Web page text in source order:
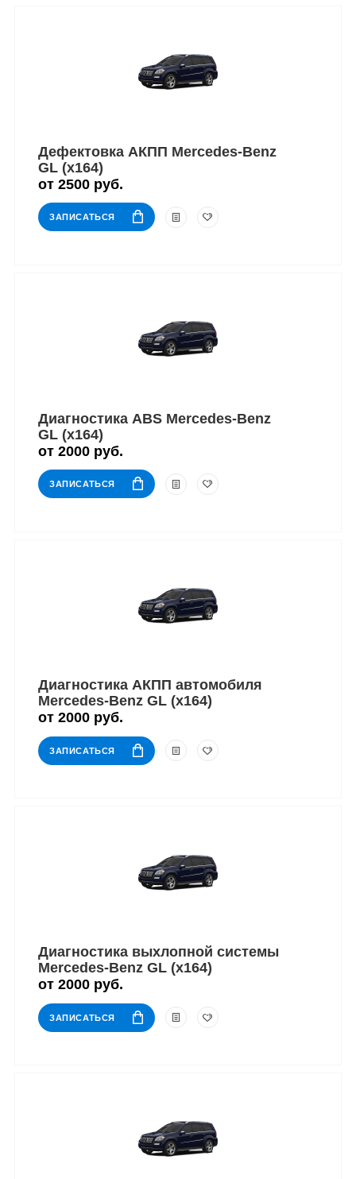
Дефектовка АКПП Mercedes-Benz
GL (x164)
от 2500 руб.
ЗАПИСАТЬСЯ
Диагностика ABS Mercedes-Benz
GL (x164)
от 2000 руб.
ЗАПИСАТЬСЯ
Диагностика АКПП автомобиля
Mercedes-Benz GL (x164)
от 2000 руб.
ЗАПИСАТЬСЯ
Диагностика выхлопной системы
Mercedes-Benz GL (x164)
от 2000 руб.
ЗАПИСАТЬСЯ